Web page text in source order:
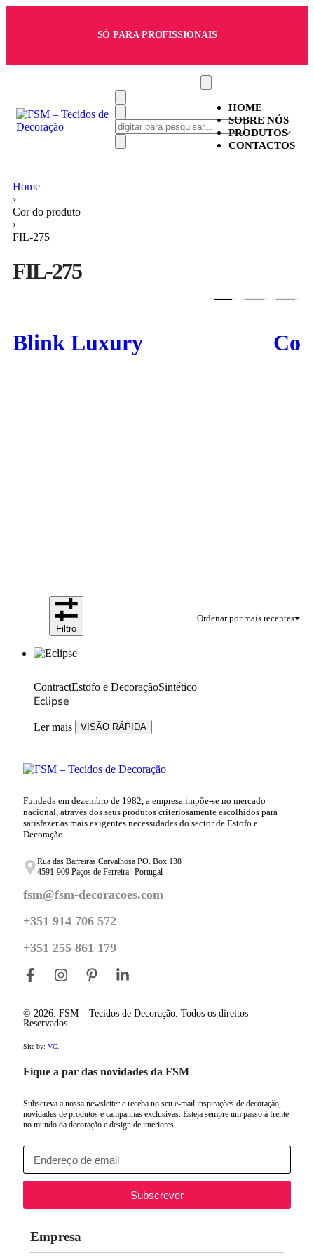
SÓ PARA PROFISSIONAIS
HOME
SOBRE NÓS
PRODUTOS
CONTACTOS
Home
›
Cor do produto
›
FIL-275
FIL-275
Blink Luxury
Ordenar por mais recentes
Filtro
ContractEstofo e DecoraçãoSintético
Eclipse
Ler mais VISÃO RÁPIDA
Fundada em dezembro de 1982, a empresa impõe-se no mercado
nacional, através dos seus produtos criteriosamente escolhidos para
satisfazer as mais exigentes necessidades do sector de Estofo e
Decoração.
Rua das Barreiras Carvalhosa PO. Box 138
4591-909 Paços de Ferreira | Portugal
fsm@fsm-decoracoes.com
+351 914 706 572
+351 255 861 179
© 2026. FSM – Tecidos de Decoração. Todos os direitos
Reservados
Site by: VC.
Fique a par das novidades da FSM
Subscreva a nossa newsletter e receba no seu e-mail inspirações de decoração,
novidades de produtos e campanhas exclusivas. Esteja sempre um passo à frente
no mundo da decoração e design de interiores.
Subscrever
Empresa